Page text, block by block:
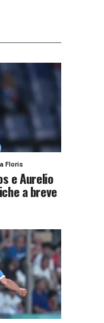
Floris
e Aurelio
a breve